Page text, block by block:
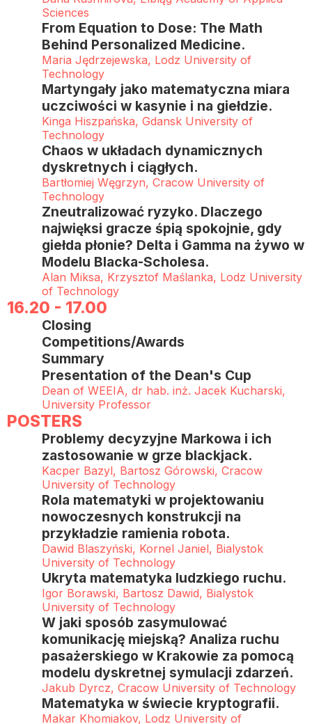
Sciences
From Equation to Dose: The Math
Behind Personalized Medicine.
Maria Jędrzejewska, Lodz University of
Technology
Martyngały jako matematyczna miara
uczciwości w kasynie i na giełdzie.
Kinga Hiszpańska, Gdansk University of
Technology
Chaos w układach dynamicznych
dyskretnych i ciągłych.
Bartłomiej Węgrzyn, Cracow University of
Technology
Zneutralizować ryzyko. Dlaczego
najwięksi gracze śpią spokojnie, gdy
giełda płonie? Delta i Gamma na żywo w
Modelu Blacka-Scholesa.
Alan Miksa, Krzysztof Maślanka, Lodz University
of Technology
16.20 - 17.00
Closing
Competitions/Awards
Summary
Presentation of the Dean's Cup
Dean of WEEIA, dr hab. inż. Jacek Kucharski,
University Professor
POSTERS
Problemy decyzyjne Markowa i ich
zastosowanie w grze blackjack.
Kacper Bazyl, Bartosz Górowski, Cracow
University of Technology
Rola matematyki w projektowaniu
nowoczesnych konstrukcji na
przykładzie ramienia robota.
Dawid Blaszyński, Kornel Janiel, Bialystok
University of Technology
Ukryta matematyka ludzkiego ruchu.
Igor Borawski, Bartosz Dawid, Bialystok
University of Technology
W jaki sposób zasymulować
komunikację miejską? Analiza ruchu
pasażerskiego w Krakowie za pomocą
modelu dyskretnej symulacji zdarzeń.
Jakub Dyrcz, Cracow University of Technology
Matematyka w świecie kryptografii.
Makar Khomiakov, Lodz University of